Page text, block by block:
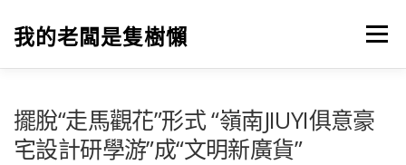
我的老闆是隻樹懶 選單
擺脫“走馬觀花”形式 “嶺南JIUYI俱意豪
宅設計研學游”成“文明新廣貨”